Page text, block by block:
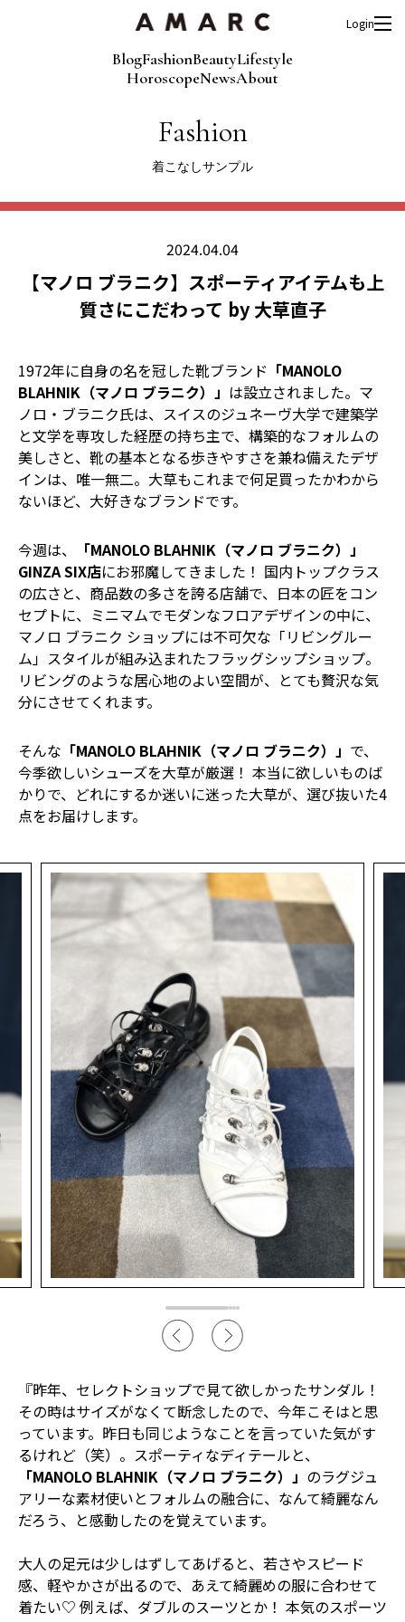
BlogFashionBeautyLifestyle
HoroscopeNewsAbout
Login
Fashion
着こなしサンプル
2024.04.04
【マノロ ブラニク】スポーティアイテムも上
質さにこだわって by 大草直子
1972年に自身の名を冠した靴ブランド 「MANOLO
BLAHNIK（マノロ ブラニク）」 は設立されました。マ
ノロ・ブラニク氏は、スイスのジュネーヴ大学で建築学
と文学を専攻した経歴の持ち主で、構築的なフォルムの
美しさと、靴の基本となる歩きやすさを兼ね備えたデザ
インは、唯一無二。大草もこれまで何足買ったかわから
ないほど、大好きなブランドです。
今週は、
「MANOLO BLAHNIK（マノロ ブラニク）」
GINZA SIX店にお邪魔してきました！ 国内トップクラス
の広さと、商品数の多さを誇る店舗で、日本の匠をコン
セプトに、ミニマムでモダンなフロアデザインの中に、
マノロ ブラニク ショップには不可欠な「リビングルー
ム」スタイルが組み込まれたフラッグシップショップ。
リビングのような居心地のよい空間が、とても贅沢な気
分にさせてくれます。
そんな 「MANOLO BLAHNIK（マノロ ブラニク）」 で、
今季欲しいシューズを大草が厳選！ 本当に欲しいものば
かりで、どれにするか迷いに迷った大草が、選び抜いた4
点をお届けします。
『昨年、セレクトショップで見て欲しかったサンダル！
その時はサイズがなくて断念したので、今年こそはと思
っています。昨日も同じようなことを言っていた気がす
るけれど（笑）。スポーティなディテールと、
「MANOLO BLAHNIK（マノロ ブラニク）」 のラグジュ
アリーな素材使いとフォルムの融合に、なんて綺麗なん
だろう、と感動したのを覚えています。
大人の足元は少しはずしてあげると、若さやスピード
感、軽やかさが出るので、あえて綺麗めの服に合わせて
着たい♡ 例えば、ダブルのスーツとか！ 本気のスポーツ